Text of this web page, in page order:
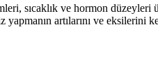
sıcaklık ve hormon düzeyleri
artılarını ve eksilerini